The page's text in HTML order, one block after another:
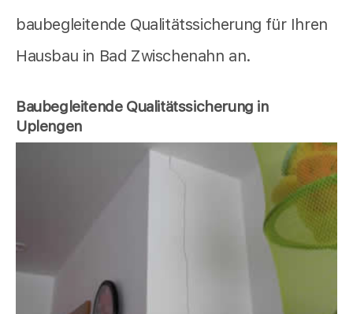
baubegleitende Qualitätssicherung für Ihren
Hausbau in Bad Zwischenahn an.
Baubegleitende Qualitätssicherung in
Uplengen